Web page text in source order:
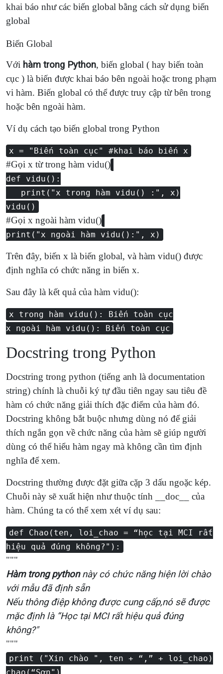
khai báo như các biến global bằng cách sử dụng biến
global
Biến Global
Với hàm trong Python, biến global ( hay biến toàn
cục ) là biến được khai báo bên ngoài hoặc trong phạm
vi hàm. Biến global có thể được truy cập từ bên trong
hoặc bên ngoài hàm.
Ví dụ cách tạo biến global trong Python
x = "Biến toàn cục" #khai báo biến x
#Gọi x từ trong hàm vidu()
def vidu():
print("x trong hàm vidu() :", x)
vidu()
#Gọi x ngoài hàm vidu()
print("x ngoài hàm vidu():", x)
Trên đây, biến x là biến global, và hàm vidu() được
định nghĩa có chức năng in biến x.
Sau đây là kết quả của hàm vidu():
x trong hàm vidu(): Biến toàn cục
x ngoài hàm vidu(): Biến toàn cục
Docstring trong Python
Docstring trong python (tiếng anh là documentation
string) chính là chuỗi ký tự đầu tiên ngay sau tiêu đề
hàm có chức năng giải thích đặc điểm của hàm đó.
Docstring không bắt buộc nhưng dùng nó để giải
thích ngắn gọn về chức năng của hàm sẽ giúp người
dùng có thể hiểu hàm ngay mà không cần tìm định
nghĩa để xem.
Docstring thường được đặt giữa cặp 3 dấu ngoặc kép.
Chuỗi này sẽ xuất hiện như thuộc tính __doc__ của
hàm. Chúng ta có thể xem xét ví dụ sau:
def Chao(ten, loi_chao = “học tại MCI rất
hiệu quả đúng không?"):
"""
Hàm trong pythonnày có chức năng hiện lời chào
với mẫu đã định sẵn
Nếu thông điệp không được cung cấp,nó sẽ được
mặc định là “Học tại MCI rất hiệu quả đúng
không?"
"""
print ("Xin chào ", ten + “,” + loi_chao)
chao(“Sơn")